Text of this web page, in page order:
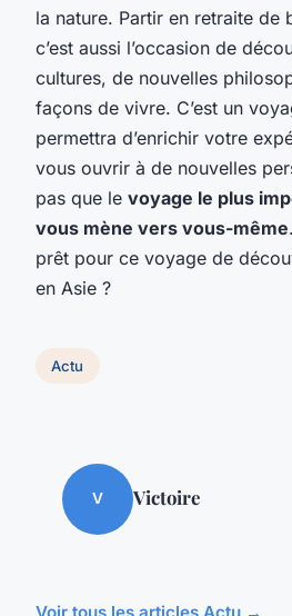
la nature. Partir en retraite de
c’est aussi l’occasion de
cultures, de nouvelles
façons de vivre. C’est un
permettra d’enrichir votre
vous ouvrir à de nouvelles
pas que le voyage le plus
vous mène vers vous-même
prêt pour ce voyage de
en Asie ?
Actu
V Victoire
Voir tous les articles Actu →